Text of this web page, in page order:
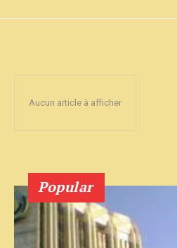
Aucun article à afficher
Popular